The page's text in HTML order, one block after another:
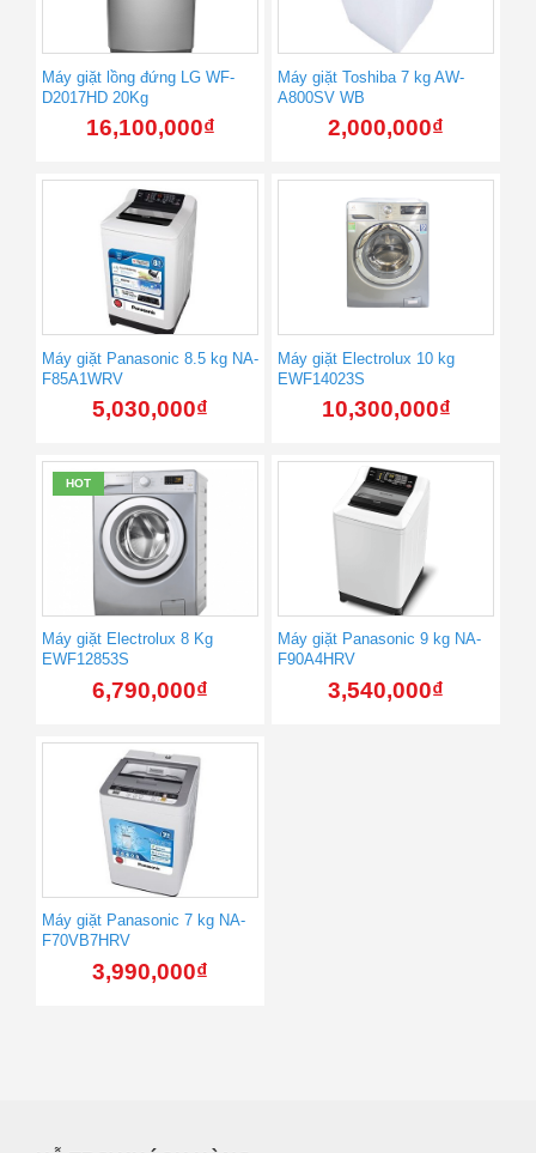
Máy giặt lồng đứng LG WF-
D2017HD 20Kg
16,100,000₫
Máy giặt Toshiba 7 kg AW-
A800SV WB
2,000,000₫
Máy giặt Panasonic 8.5 kg NA-
F85A1WRV
5,030,000₫
Máy giặt Electrolux 10 kg
EWF14023S
10,300,000₫
HOT
Máy giặt Electrolux 8 Kg
EWF12853S
6,790,000₫
Máy giặt Panasonic 9 kg NA-
F90A4HRV
3,540,000₫
Máy giặt Panasonic 7 kg NA-
F70VB7HRV
3,990,000₫